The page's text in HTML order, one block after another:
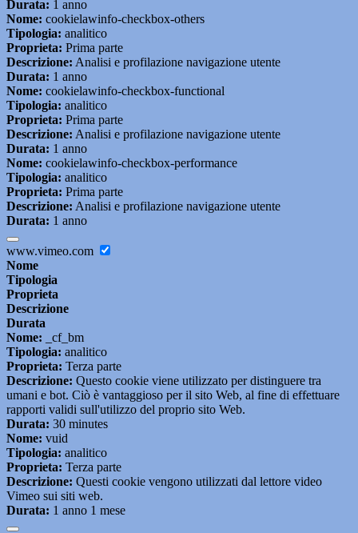
Durata: 1 anno
Nome: cookielawinfo-checkbox-others
Tipologia: analitico
Proprieta: Prima parte
Descrizione: Analisi e profilazione navigazione utente
Durata: 1 anno
Nome: cookielawinfo-checkbox-functional
Tipologia: analitico
Proprieta: Prima parte
Descrizione: Analisi e profilazione navigazione utente
Durata: 1 anno
Nome: cookielawinfo-checkbox-performance
Tipologia: analitico
Proprieta: Prima parte
Descrizione: Analisi e profilazione navigazione utente
Durata: 1 anno
www.vimeo.com
Nome
Tipologia
Proprieta
Descrizione
Durata
Nome: _cf_bm
Tipologia: analitico
Proprieta: Terza parte
Descrizione: Questo cookie viene utilizzato per distinguere tra
umani e bot. Ciò è vantaggioso per il sito Web, al fine di effettuare
rapporti validi sull'utilizzo del proprio sito Web.
Durata: 30 minutes
Nome: vuid
Tipologia: analitico
Proprieta: Terza parte
Descrizione: Questi cookie vengono utilizzati dal lettore video
Vimeo sui siti web.
Durata: 1 anno 1 mese